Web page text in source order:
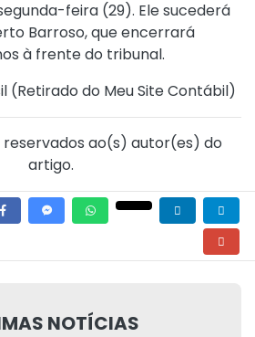
feira (29). Ele sucederá
Barroso, que encerrará
à frente do tribunal.
(Retirado do Meu Site Contábil)
reservados ao(s) autor(es) do
artigo.
NOTÍCIAS